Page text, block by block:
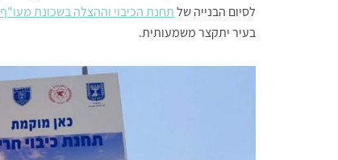
לסיום הבנייה שלתחנת הכיבוי וההצלה בשכונת מעו"ף
בעיר יתקצר משמעותית.